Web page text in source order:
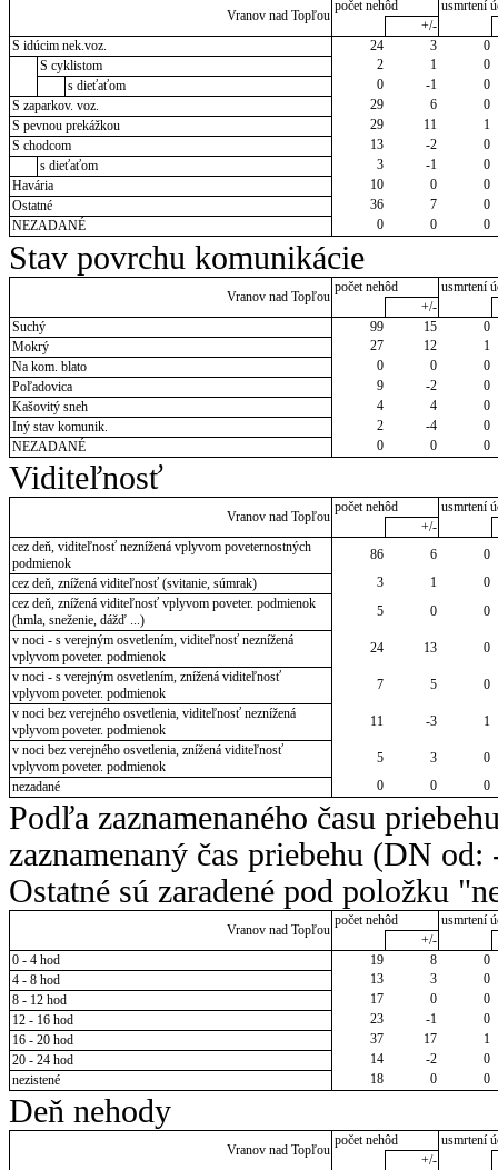
Vranov nad Topľou
počet nehôd
usmrtení
+/-
S idúcim nek.voz.
24 3
0
S cyklistom
2 1
0
s dieťaťom
0 -1
0
S zaparkov. voz.
29 6
0
S pevnou prekážkou
29 11
1
S chodcom
13 -2
0
s dieťaťom
3 -1
0
Havária
10 0
0
Ostatné
36 7
0
NEZADANÉ
0 0 0
Stav povrchu komunikácie
Vranov nad Topľou
počet nehôd
usmrtení
+/-
Suchý
99 15
0
Mokrý
27 12
1
Na kom. blato
0 0
0
Poľadovica
9 -2
0
Kašovitý sneh
4 4
0
Iný stav komunik.
2 -4
0
NEZADANÉ
0 0 0
Viditeľnosť
Vranov nad Topľou
počet nehôd
usmrtení
+/-
cez deň, viditeľnosť neznížená vplyvom poveternostných
podmienok
86 6
0
cez deň, znížená viditeľnosť (svitanie, súmrak)
3 1
0
cez deň, znížená viditeľnosť vplyvom poveter. podmienok
(hmla, sneženie, dážď ...)
5 0
0
v noci - s verejným osvetlením, viditeľnosť neznížená
vplyvom poveter. podmienok
24 13
0
v noci - s verejným osvetlením, znížená viditeľnosť
vplyvom poveter. podmienok
7 5
0
v noci bez verejného osvetlenia, viditeľnosť neznížená
vplyvom poveter. podmienok
11 -3
1
v noci bez verejného osvetlenia, znížená viditeľnosť
vplyvom poveter. podmienok
5 3
0
nezadané
0 0 0
Podľa zaznamenaného času
zaznamenaný čas priebehu (DN
Ostatné sú zaradené pod položku
Vranov nad Topľou
počet nehôd
usmrtení
+/-
0 - 4 hod
19 8
0
4 - 8 hod
13 3
0
8 - 12 hod
17 0
0
12 - 16 hod
23 -1
0
16 - 20 hod
37 17
1
20 - 24 hod
14 -2
0
nezistené
18 0 0
Deň nehody
Vranov nad Topľou
počet nehôd
usmrtení
+/-